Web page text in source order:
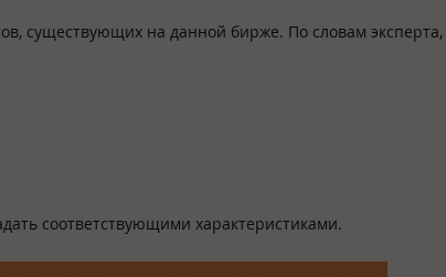
существующих на данной бирже. По словам эксперта,
соответствующими характеристиками.